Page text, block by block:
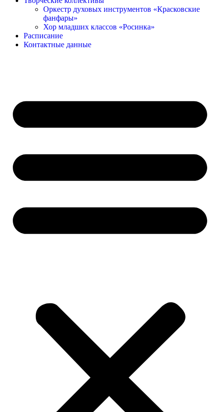
Оркестр духовых инструментов «Красковские
фанфары»
Хор младших классов «Росинка»
Расписание
Контактные данные